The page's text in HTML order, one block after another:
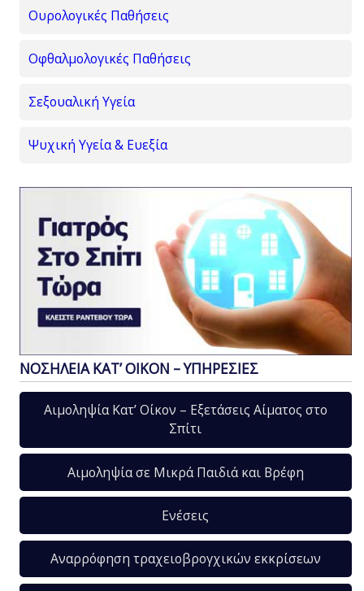
Ουρολογικές Παθήσεις
Οφθαλμολογικές Παθήσεις
Σεξουαλική Υγεία
Ψυχική Υγεία & Ευεξία
ΝΟΣΗΛΕΙΑ ΚΑΤ’ ΟΙΚΟΝ – ΥΠΗΡΕΣΙΕΣ
Αιμοληψία Κατ’ Οίκον – Εξετάσεις Αίματος στο
Σπίτι
Αιμοληψία σε Μικρά Παιδιά και Βρέφη
Ενέσεις
Αναρρόφηση τραχειοβρογχικών εκκρίσεων